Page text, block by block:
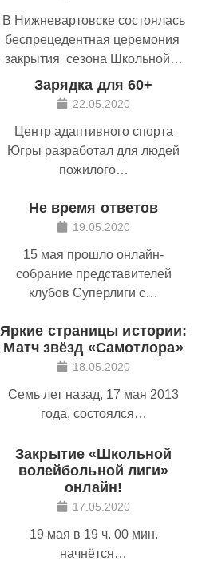
В Нижневартовске состоялась
беспрецедентная церемония
закрытия сезона Школьной…
Зарядка для 60+
22.05.2020
Центр адаптивного спорта
Югры разработал для людей
пожилого…
Не время ответов
19.05.2020
15 мая прошло онлайн-
собрание представителей
клубов Суперлиги с…
Яркие страницы истории:
Матч звёзд «Самотлора»
18.05.2020
Семь лет назад, 17 мая 2013
года, состоялся…
Закрытие «Школьной
волейбольной лиги»
онлайн!
17.05.2020
19 мая в 19 ч. 00 мин.
начнётся…